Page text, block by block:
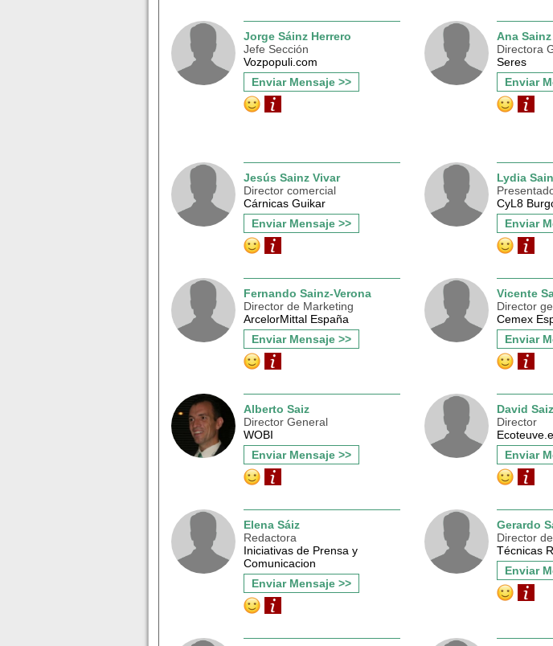
Jorge Sáinz Herrero
Jefe Sección
Vozpopuli.com
Enviar Mensaje >>
Ana
Directora
Seres
Enviar
Jesús Sainz Vivar
Director comercial
Cárnicas Guikar
Enviar Mensaje >>
Lydia
CyL8
Enviar
Fernando Sainz-Verona
Director de Marketing
ArcelorMittal España
Enviar Mensaje >>
Vicente
Director
Cemex
Enviar
Alberto Saiz
Director General
WOBI
Enviar Mensaje >>
David Saiz
Director
Enviar
Elena Sáiz
Redactora
Iniciativas de Prensa y
Comunicacion
Enviar Mensaje >>
Gerardo
Director
Técnicas
Enviar